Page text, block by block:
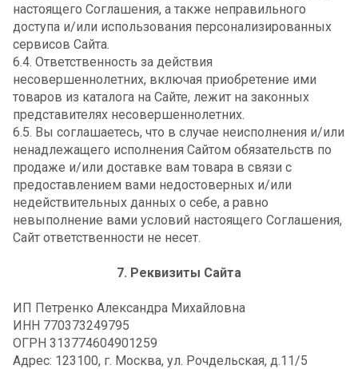
настоящего Соглашения, а также неправильного
доступа и/или использования персонализированных
сервисов Сайта.
6.4. Ответственность за действия
несовершеннолетних, включая приобретение ими
товаров из каталога на Сайте, лежит на законных
представителях несовершеннолетних.
6.5. Вы соглашаетесь, что в случае неисполнения и/или
ненадлежащего исполнения Сайтом обязательств по
продаже и/или доставке вам товара в связи с
предоставлением вами недостоверных и/или
недействительных данных о себе, а равно
невыполнение вами условий настоящего Соглашения,
Сайт ответственности не несет.
7. Реквизиты Сайта
ИП Петренко Александра Михайловна
ИНН 770373249795
ОГРН 313774604901259
Адрес: 123100, г. Москва, ул. Рочдельская, д.11/5